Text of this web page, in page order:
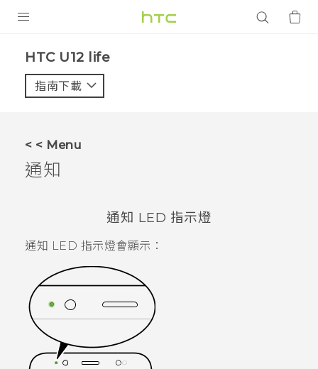
VIVE
支援服務
HTC U12 life‎
指南下載
< < Menu
通知
通知 LED 指示燈
通知 LED 指示燈會顯示：